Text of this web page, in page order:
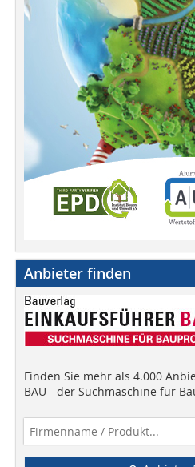
Anbieter finden
Finden Sie mehr als 4.000
BAU - der Suchmaschine für